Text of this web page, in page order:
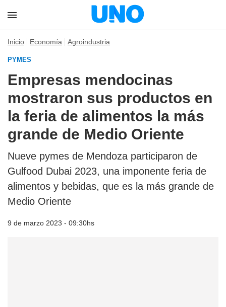
Inicio Economía Agroindustria
PYMES
Empresas mendocinas
mostraron sus productos en
la feria de alimentos la más
grande de Medio Oriente
Nueve pymes de Mendoza participaron de
Gulfood Dubai 2023, una imponente feria de
alimentos y bebidas, que es la más grande de
Medio Oriente
9 de marzo 2023 - 09:30hs